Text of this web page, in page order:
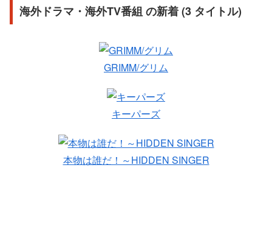
海外ドラマ・海外TV番組 の新着 (3 タイトル)
GRIMM/グリム
キーパーズ
本物は誰だ！～HIDDEN SINGER